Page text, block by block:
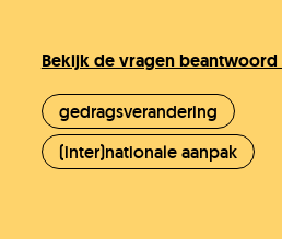
Bekijk de vragen beantwoord
gedragsverandering
(inter)nationale aanpak